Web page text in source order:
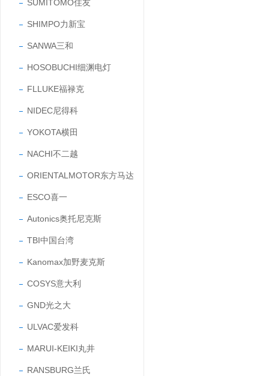
SUMITOMO住友
SHIMPO力新宝
SANWA三和
HOSOBUCHI细渊电灯
FLLUKE福禄克
NIDEC尼得科
YOKOTA横田
NACHI不二越
ORIENTALMOTOR东方马达
ESCO喜一
Autonics奥托尼克斯
TBI中国台湾
Kanomax加野麦克斯
COSYS意大利
GND光之大
ULVAC爱发科
MARUI-KEIKI丸井
RANSBURG兰氏